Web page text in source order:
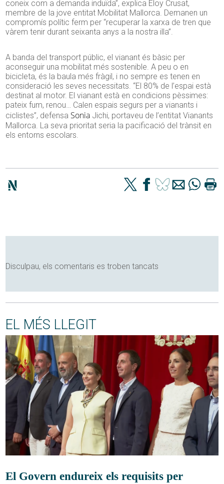
coneix com a demanda induïda”, explica Eloy Crusat,
membre de la jove entitat Mobilitat Mallorca. Demanen un
compromís polític ferm per “recuperar la xarxa de tren que
vàrem tenir durant seixanta anys a la nostra illa”.
A banda del transport públic, el vianant és bàsic per
aconseguir una mobilitat més sostenible. A peu o en
bicicleta, és la baula més fràgil, i no sempre es tenen en
consideració les seves necessitats. “El 80% de l’espai està
destinat al motor. El vianant està en condicions pèssimes:
pateix fum, renou… Calen espais segurs per a vianants i
ciclistes”, defensa Sonia Jichi, portaveu de l’entitat Vianants
Mallorca. La seva prioritat seria la pacificació del trànsit en
els entorns escolars.
Disculpau, els comentaris es troben tancats
EL MÉS LLEGIT
El Govern endureix els requisits per